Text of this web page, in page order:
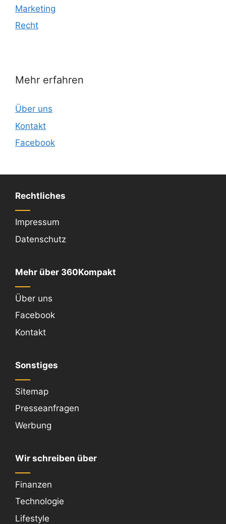
Marketing
Recht
Mehr erfahren
Über uns
Kontakt
Facebook
Rechtliches
Impressum
Datenschutz
Mehr über 360Kompakt
Über uns
Facebook
Kontakt
Sonstiges
Sitemap
Presseanfragen
Werbung
Wir schreiben über
Finanzen
Technologie
Lifestyle